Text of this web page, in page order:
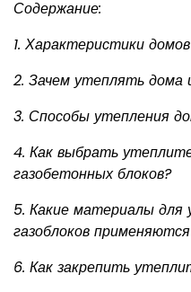
Содержание:
1. Характеристики
2. Зачем утеплять дома
3. Способы утепления
4. Как выбрать
газобетонных блоков?
5. Какие материалы для
газоблоков
6. Как закрепить